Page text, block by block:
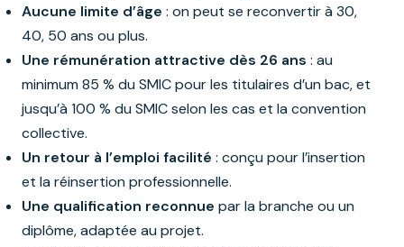
Aucune limite d’âge : on peut se reconvertir à 30,
40, 50 ans ou plus.
Une rémunération attractive dès 26 ans : au
minimum 85 % du SMIC pour les titulaires d’un bac, et
jusqu’à 100 % du SMIC selon les cas et la convention
collective.
Un retour à l’emploi facilité : conçu pour l’insertion
et la réinsertion professionnelle.
Une qualification reconnue par la branche ou un
diplôme, adaptée au projet.